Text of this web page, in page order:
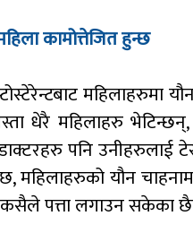
कामोत्तेजित हुन्छ
महिलाहरुमा
धेरै महिलाहरु
पनि उनीहरुलाई
महिलाहरुको यौन
पत्ता लगाउन सकेका